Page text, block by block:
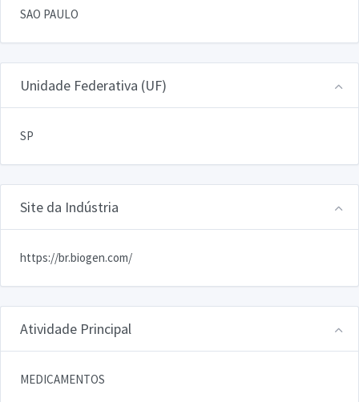
SAO PAULO
Unidade Federativa (UF)
SP
Site da Indústria
https://br.biogen.com/
Atividade Principal
MEDICAMENTOS